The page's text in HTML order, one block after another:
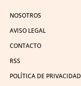
NOSOTROS
AVISO LEGAL
CONTACTO
RSS
POLÍTICA DE PRIVACIDAD